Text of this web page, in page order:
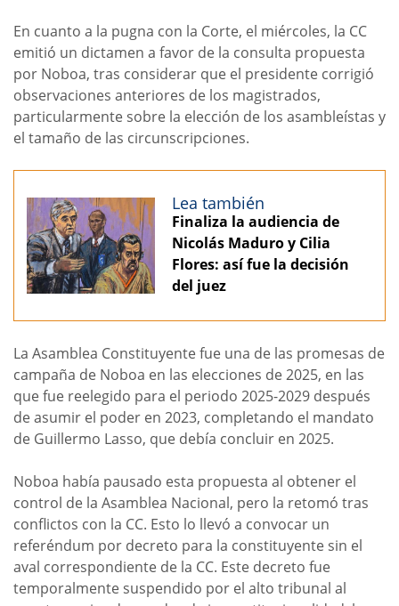
En cuanto a la pugna con la Corte, el miércoles, la CC
emitió un dictamen a favor de la consulta propuesta
por Noboa, tras considerar que el presidente corrigió
observaciones anteriores de los magistrados,
particularmente sobre la elección de los asambleístas y
el tamaño de las circunscripciones.
Lea también
Finaliza la audiencia de
Nicolás Maduro y Cilia
Flores: así fue la decisión
del juez
La Asamblea Constituyente fue una de las promesas de
campaña de Noboa en las elecciones de 2025, en las
que fue reelegido para el periodo 2025-2029 después
de asumir el poder en 2023, completando el mandato
de Guillermo Lasso, que debía concluir en 2025.
Noboa había pausado esta propuesta al obtener el
control de la Asamblea Nacional, pero la retomó tras
conflictos con la CC. Esto lo llevó a convocar un
referéndum por decreto para la constituyente sin el
aval correspondiente de la CC. Este decreto fue
temporalmente suspendido por el alto tribunal al